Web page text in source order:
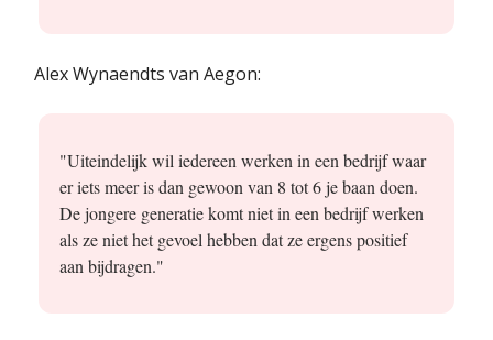
Alex Wynaendts van Aegon:
"Uiteindelijk wil iedereen werken in een bedrijf waar
er iets meer is dan gewoon van 8 tot 6 je baan doen.
De jongere generatie komt niet in een bedrijf werken
als ze niet het gevoel hebben dat ze ergens positief
aan bijdragen."